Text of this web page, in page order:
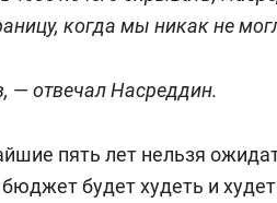
когда мы никак не
— отвечал Насреддин.
пять лет нельзя
бюджет будет худеть и